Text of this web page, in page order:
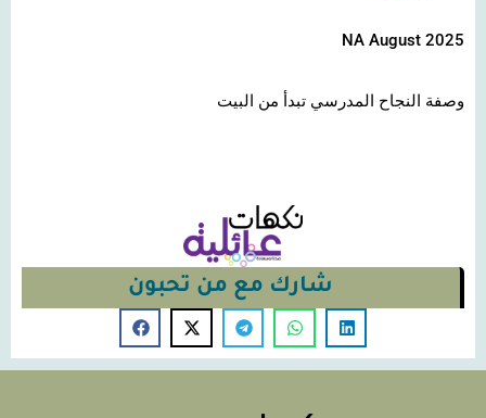
NA August 2025
وصفة النجاح المدرسي تبدأ من البيت
شارك مع من تحبون